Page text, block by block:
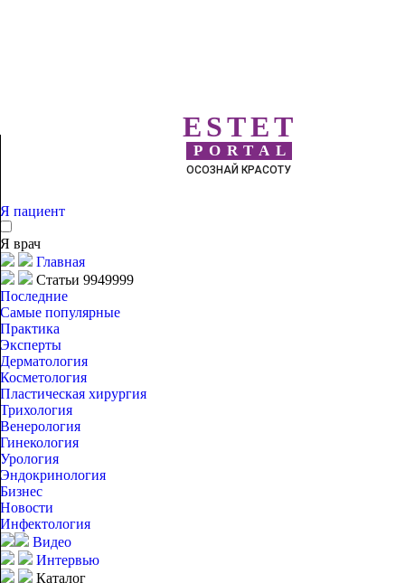
ESTET
PORTAL
ОСОЗНАЙ КРАСОТУ
Я пациент
Я врач
Главная
Статьи 9949999
Последние
Самые популярные
Практика
Эксперты
Дерматология
Косметология
Пластическая хирургия
Трихология
Венерология
Гинекология
Урология
Эндокринология
Бизнес
Новости
Инфектология
Видео
Интервью
Каталог